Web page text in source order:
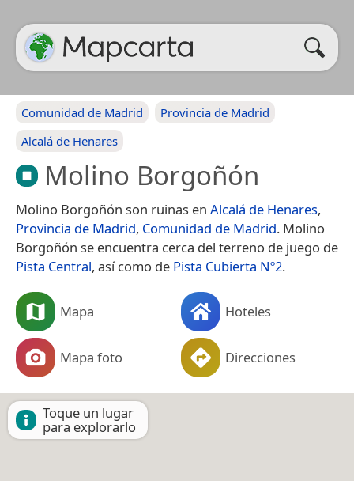
Comunidad de Madrid
Provincia de Madrid
Alcalá de Henares
Molino Borgoñón
Molino Borgoñón son ruinas en Alcalá de Henares,
Provincia de Madrid, Comunidad de Madrid. Molino
Borgoñón se encuentra cerca del terreno de juego de
Pista Central, así como de Pista Cubierta Nº2.
Mapa Hoteles
Mapa foto Direcciones
Toque un lugar
para explorarlo